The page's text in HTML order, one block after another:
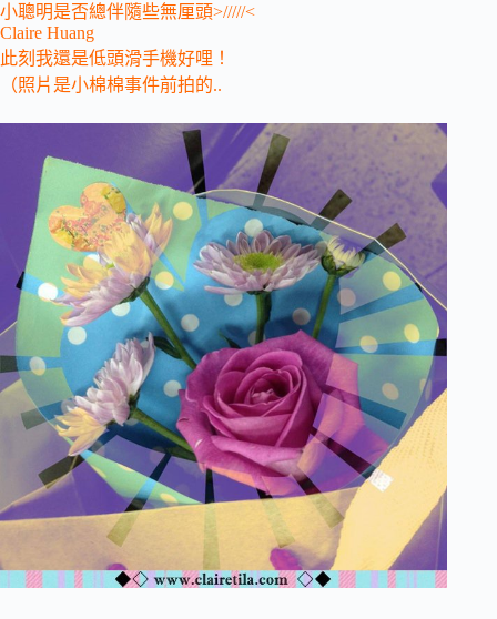
小聰明是否總伴隨些無厘頭>/////<
Claire Huang
此刻我還是低頭滑手機好哩！
（照片是小棉棉事件前拍的..